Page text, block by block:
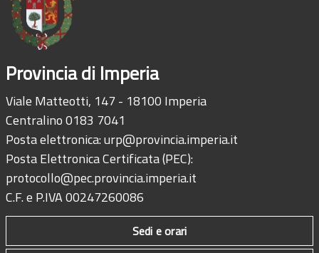
Provincia di Imperia
Viale Matteotti, 147 - 18100 Imperia
Centralino 0183 7041
Posta elettronica:urp@provincia.imperia.it
Posta Elettronica Certificata (PEC):
protocollo@pec.provincia.imperia.it
C.F. e P.IVA 00247260086
Sedi e orari